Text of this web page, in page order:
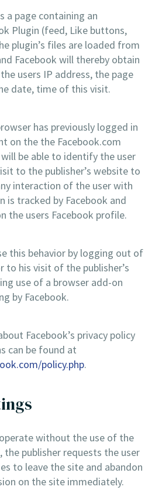
a page containing an
Plugin (feed, Like buttons,
plugin’s files are loaded from
Facebook will thereby obtain
users IP address, the page
date, time of this visit.
has previously logged in
on the the Facebook.com
be able to identify the user
to the publisher’s website to
interaction of the user with
is tracked by Facebook and
the users Facebook profile.
this behavior by logging out of
to his visit of the publisher’s
use of a browser add-on
by Facebook.
Facebook’s privacy policy
can be found at
policy.php.
without the use of the
the publisher requests the user
to leave the site and abandon
on the site immediately.